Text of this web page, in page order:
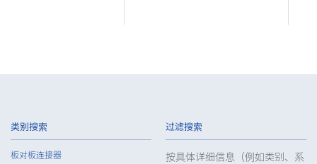
类别搜索
板对板连接器
过滤搜索
按具体详细信息（例如类别、系